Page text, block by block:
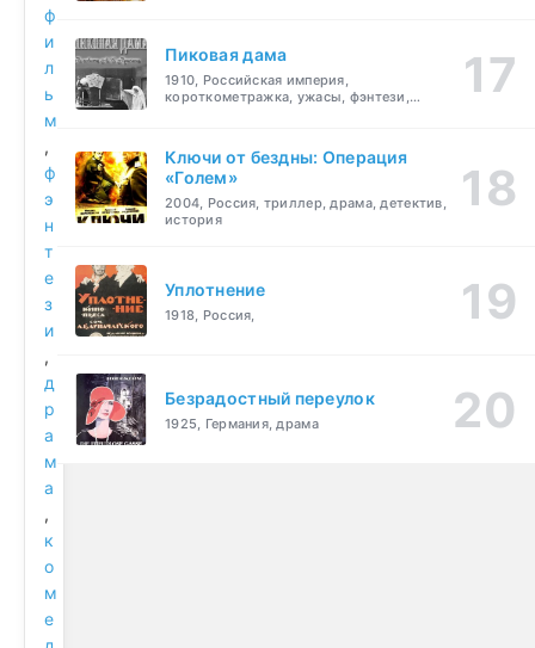
ф
и
л
ь
м
,
ф
э
н
т
е
з
и
,
д
р
а
м
а
,
к
о
м
е
Пиковая дама
1910, Российская империя,
короткометражка, ужасы, фэнтези,
Ключи от бездны: Операция
«Голем»
2004, Россия, триллер, драма, детектив,
история
Уплотнение
1918, Россия,
Безрадостный переулок
1925, Германия, драма